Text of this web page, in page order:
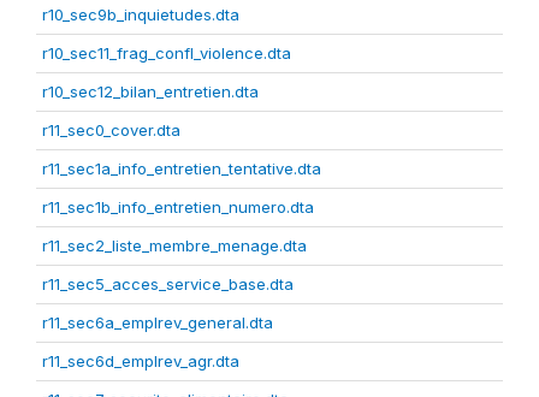
r10_sec9b_inquietudes.dta
r10_sec11_frag_confl_violence.dta
r10_sec12_bilan_entretien.dta
r11_sec0_cover.dta
r11_sec1a_info_entretien_tentative.dta
r11_sec1b_info_entretien_numero.dta
r11_sec2_liste_membre_menage.dta
r11_sec5_acces_service_base.dta
r11_sec6a_emplrev_general.dta
r11_sec6d_emplrev_agr.dta